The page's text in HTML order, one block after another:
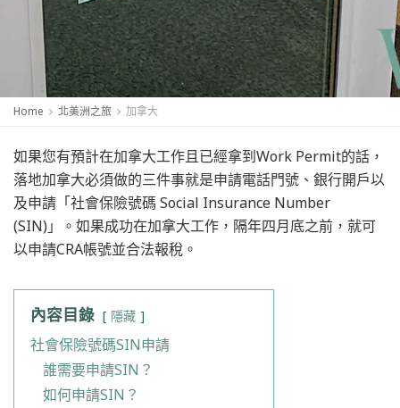
Home 北美洲之旅 加拿大
如果您有預計在加拿大工作且已經拿到Work Permit的話，
落地加拿大必須做的三件事就是申請電話門號、銀行開戶以
及申請「社會保險號碼 Social Insurance Number
(SIN)」。如果成功在加拿大工作，隔年四月底之前，就可
以申請CRA帳號並合法報稅。
內容目錄 隱藏
社會保險號碼SIN申請
誰需要申請SIN？
如何申請SIN？